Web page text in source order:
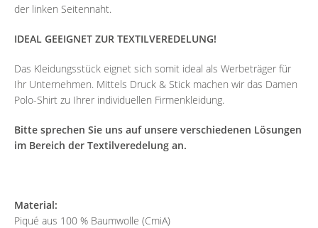
der linken Seitennaht.
IDEAL GEEIGNET ZUR TEXTILVEREDELUNG!
Das Kleidungsstück eignet sich somit ideal als Werbeträger für
Ihr Unternehmen. Mittels Druck & Stick machen wir das Damen
Polo-Shirt zu Ihrer individuellen Firmenkleidung.
Bitte sprechen Sie uns auf unsere verschiedenen Lösungen
im Bereich der Textilveredelung an.
Material:
Piqué aus 100 % Baumwolle (CmiA)